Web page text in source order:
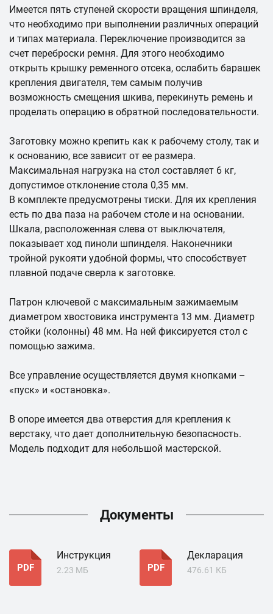
Имеется пять ступеней скорости вращения шпинделя,
что необходимо при выполнении различных операций
и типах материала. Переключение производится за
счет переброски ремня. Для этого необходимо
открыть крышку ременного отсека, ослабить барашек
крепления двигателя, тем самым получив
возможность смещения шкива, перекинуть ремень и
проделать операцию в обратной последовательности.
Заготовку можно крепить как к рабочему столу, так и
к основанию, все зависит от ее размера.
Максимальная нагрузка на стол составляет 6 кг,
допустимое отклонение стола 0,35 мм.
В комплекте предусмотрены тиски. Для их крепления
есть по два паза на рабочем столе и на основании.
Шкала, расположенная слева от выключателя,
показывает ход пиноли шпинделя. Наконечники
тройной рукояти удобной формы, что способствует
плавной подаче сверла к заготовке.
Патрон ключевой с максимальным зажимаемым
диаметром хвостовика инструмента 13 мм. Диаметр
стойки (колонны) 48 мм. На ней фиксируется стол с
помощью зажима.
Все управление осуществляется двумя кнопками –
«пуск» и «остановка».
В опоре имеется два отверстия для крепления к
верстаку, что дает дополнительную безопасность.
Модель подходит для небольшой мастерской.
Документы
PDF
Инструкция
2.23 МБ PDF
Декларация
476.61 КБ